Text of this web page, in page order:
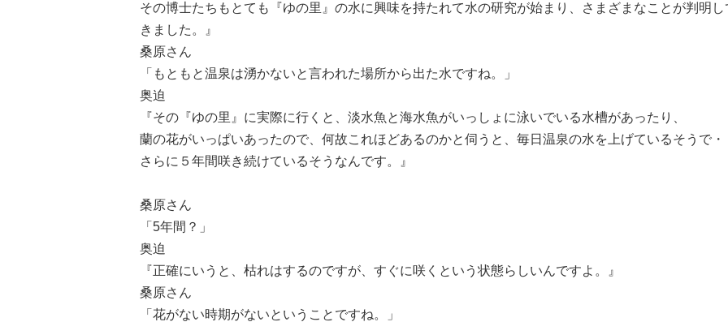
その博士たちもとても『ゆの里』の水に興味を持たれて水の研究が始まり、さまざまなことが判明し
きました。
』
桑原さん
「もともと温泉は湧かないと言われた場所から出た水ですね。」
奥迫
『その『ゆの里』に実際に行くと、淡水魚と海水魚がいっしょに泳いでいる水槽があったり、
蘭の花がいっぱいあったので、何故これほどあるのかと伺うと、毎日温泉の水を上げているそうで・
さらに５年間咲き続けているそうなんです。』
桑原さん
「5年間？」
奥迫
『正確にいうと、枯れはするのですが、すぐに咲くという状態らしいんですよ。』
桑原さん
「花がない時期がないということですね。」